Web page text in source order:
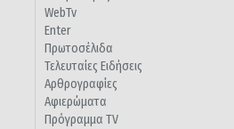
WebTv
Enter
Πρωτοσέλιδα
Τελευταίες Ειδήσεις
Αρθρογραφίες
Αφιερώματα
Πρόγραμμα TV